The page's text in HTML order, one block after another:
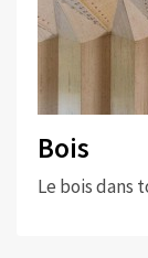
Bois
Le bois dans